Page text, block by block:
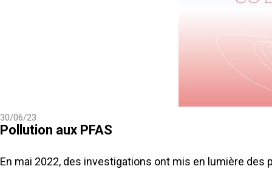
30/06/23
Pollution aux PFAS
En mai 2022, des investigations ont mis en lumière